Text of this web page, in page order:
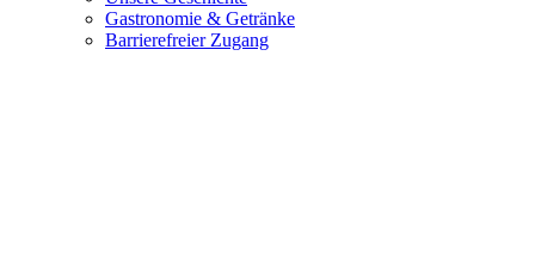
Gastronomie & Getränke
Barrierefreier Zugang